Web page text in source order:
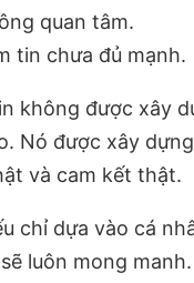
quan tâm.
tin chưa đủ mạnh.
không được xây
Nó được xây
và cam kết thật.
chỉ dựa vào cá
luôn mong manh.